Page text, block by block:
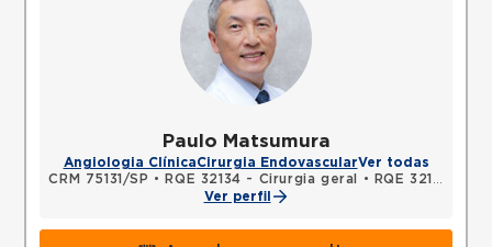
Paulo Matsumura
Angiologia ClínicaCirurgia EndovascularVer todas
CRM 75131/SP • RQE 32134 - Cirurgia geral •
RQE 32135 - Cirurgia vascular
Ver perfil